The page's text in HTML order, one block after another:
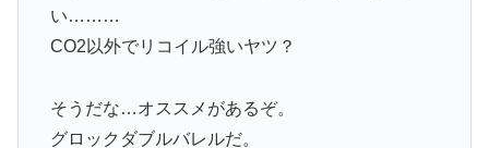
い………
CO2以外でリコイル強いヤツ？
そうだな…オススメがあるぞ。
グロックダブルバレルだ。